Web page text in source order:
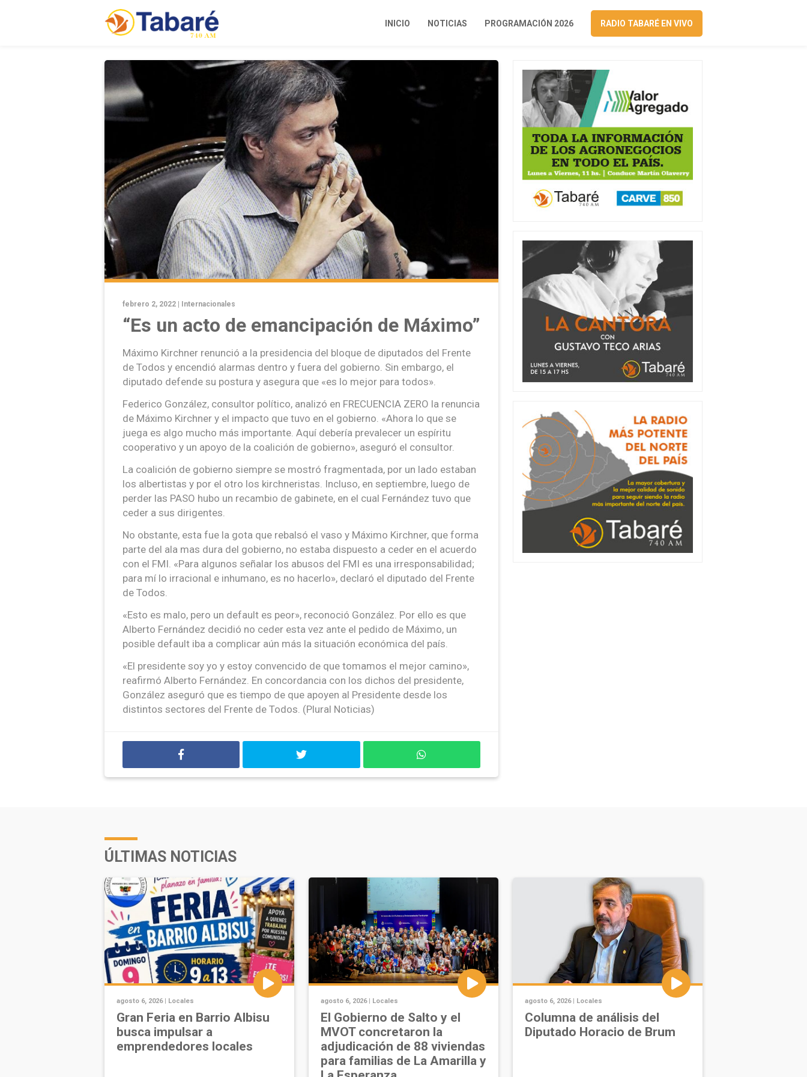
INICIO NOTICIAS PROGRAMACIÓN 2026 RADIO TABARÉ EN VIVO
febrero 2, 2022 | Internacionales
“Es un acto de emancipación de Máximo”
Máximo Kirchner renunció a la presidencia del bloque de diputados del Frente
de Todos y encendió alarmas dentro y fuera del gobierno. Sin embargo, el
diputado defende su postura y asegura que «es lo mejor para todos».
Federico González, consultor político, analizó en FRECUENCIA ZERO la renuncia
de Máximo Kirchner y el impacto que tuvo en el gobierno. «Ahora lo que se
juega es algo mucho más importante. Aquí debería prevalecer un espíritu
cooperativo y un apoyo de la coalición de gobierno», aseguró el consultor.
La coalición de gobierno siempre se mostró fragmentada, por un lado estaban
los albertistas y por el otro los kirchneristas. Incluso, en septiembre, luego de
perder las PASO hubo un recambio de gabinete, en el cual Fernández tuvo que
ceder a sus dirigentes.
No obstante, esta fue la gota que rebalsó el vaso y Máximo Kirchner, que forma
parte del ala mas dura del gobierno, no estaba dispuesto a ceder en el acuerdo
con el FMI. «Para algunos señalar los abusos del FMI es una irresponsabilidad;
para mí lo irracional e inhumano, es no hacerlo», declaró el diputado del Frente
de Todos.
«Esto es malo, pero un default es peor», reconoció González. Por ello es que
Alberto Fernández decidió no ceder esta vez ante el pedido de Máximo, un
posible default iba a complicar aún más la situación económica del país.
«El presidente soy yo y estoy convencido de que tomamos el mejor camino»,
reafirmó Alberto Fernández. En concordancia con los dichos del presidente,
González aseguró que es tiempo de que apoyen al Presidente desde los
distintos sectores del Frente de Todos. (Plural Noticias)
ÚLTIMAS NOTICIAS
agosto 6, 2026 | Locales
Gran Feria en Barrio Albisu
busca impulsar a
emprendedores locales
agosto 6, 2026 | Locales
El Gobierno de Salto y el
MVOT concretaron la
adjudicación de 88 viviendas
para familias de La Amarilla y
agosto 6, 2026 | Locales
Columna de análisis del
Diputado Horacio de Brum